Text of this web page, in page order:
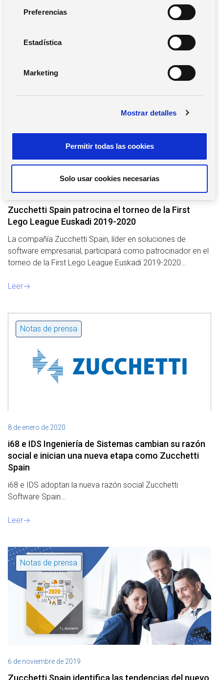
n
m
i
e
t
o
Preferencias
Estadística
Marketing
Mostrar detalles
Permitir todas las cookies
Solo usar cookies necesarias
Notas de prensa
27 de enero de 2020
Zucchetti Spain patrocina el torneo de la First
Lego League Euskadi 2019-2020
La compañía Zucchetti Spain, líder en soluciones de
software empresarial, participará como patrocinador en el
torneo de la First Lego League Euskadi 2019-2020…
Leer
Notas de prensa
8 de enero de 2020
i68 e IDS Ingeniería de Sistemas cambian su razón
social e inician una nueva etapa como Zucchetti
Spain
i68 e IDS adoptan la nueva razón social Zucchetti
Software Spain…
Leer
Notas de prensa
6 de noviembre de 2019
Zucchetti Spain identifica las tendencias del nuevo